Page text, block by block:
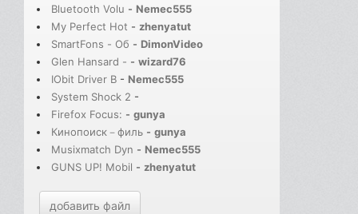
Bluetooth Volu - Nemec555
My Perfect Hot - zhenyatut
SmartFons - Об - DimonVideo
Glen Hansard - - wizard76
IObit Driver B - Nemec555
System Shock 2 -
Firefox Focus: - gunya
Кинопоиск－филь - gunya
Musixmatch Dyn - Nemec555
GUNS UP! Mobil - zhenyatut
добавить файл